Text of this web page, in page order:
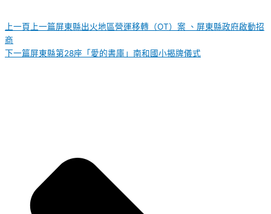
上一頁 上一篇屏東縣出火地區營運移轉（OT）案 、屏東縣政府啟動招
商
下一篇屏東縣第28座「愛的書庫」南和國小揭牌儀式